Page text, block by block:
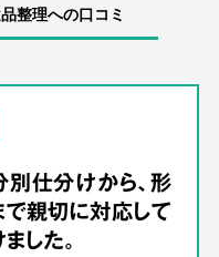
整理への口コミ
仕分けから、形
親切に対応して
した。